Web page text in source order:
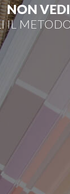
NON
IL